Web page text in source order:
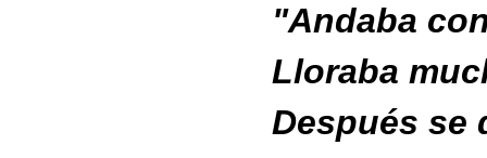
"Andaba
Lloraba
Después se